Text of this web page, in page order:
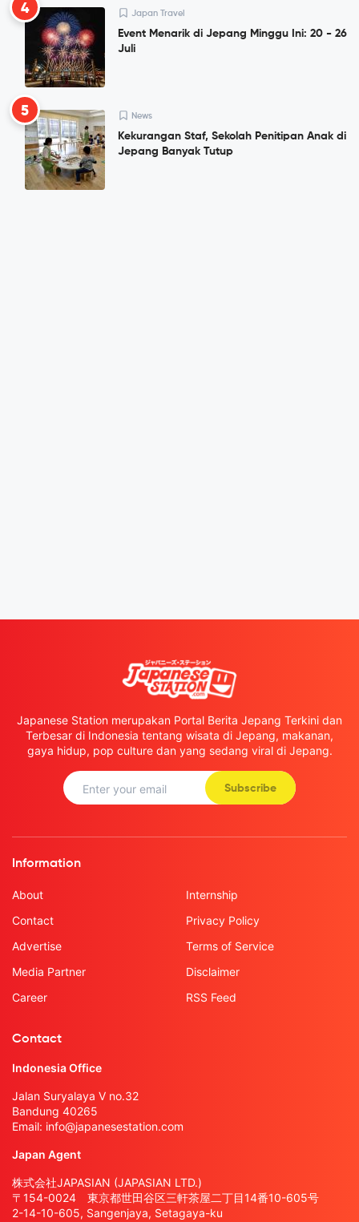
4 Japan Travel
Event Menarik di Jepang Minggu Ini: 20 - 26
Juli
5 News
Kekurangan Staf, Sekolah Penitipan Anak di
Jepang Banyak Tutup
Japanese Station merupakan Portal Berita Jepang Terkini dan
Terbesar di Indonesia tentang wisata di Jepang, makanan,
gaya hidup, pop culture dan yang sedang viral di Jepang.
Subscribe
Information
About
Contact
Advertise
Media Partner
Career
Internship
Privacy Policy
Terms of Service
Disclaimer
RSS Feed
Contact
Indonesia Office
Jalan Suryalaya V no.32
Bandung 40265
Email: info@japanesestation.com
Japan Agent
株式会社JAPASIAN (JAPASIAN LTD.)
〒154-0024 東京都世田谷区三軒茶屋二丁目14番10-605号
2-14-10-605, Sangenjaya, Setagaya-ku